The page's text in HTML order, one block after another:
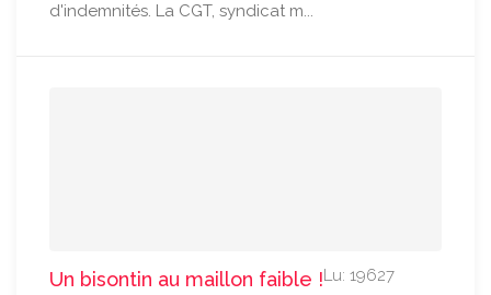
d'indemnités. La CGT, syndicat m...
Un bisontin au maillon faible !Lu: 19627